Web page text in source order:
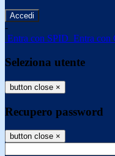
-
Entra con SPID Entra con
Seleziona utente
button close ×
Recupero password
button close ×